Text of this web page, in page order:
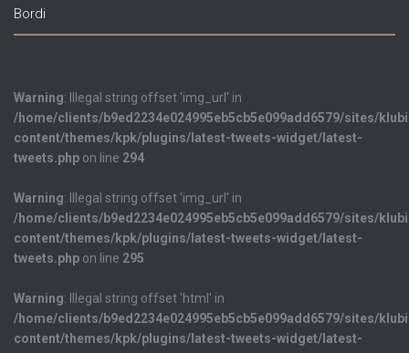
Bordi
Warning: Illegal string offset 'img_url' in
/home/clients/b9ed2234e024995eb5cb5e099add6579/sites/
content/themes/kpk/plugins/latest-tweets-widget/latest-
tweets.php on line 294
Warning: Illegal string offset 'img_url' in
/home/clients/b9ed2234e024995eb5cb5e099add6579/sites/
content/themes/kpk/plugins/latest-tweets-widget/latest-
tweets.php on line 295
Warning: Illegal string offset 'html' in
/home/clients/b9ed2234e024995eb5cb5e099add6579/sites/
content/themes/kpk/plugins/latest-tweets-widget/latest-